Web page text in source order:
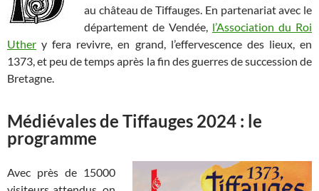
au château de Tiffauges. En partenariat avec le
département de Vendée, l’Association du Roi
Uther y fera revivre, en grand, l’effervescence des lieux, en
1373, et peu de temps après la fin des guerres de succession de
Bretagne.
Médiévales de Tiffauges 2024 : le
programme
Avec près de 15000